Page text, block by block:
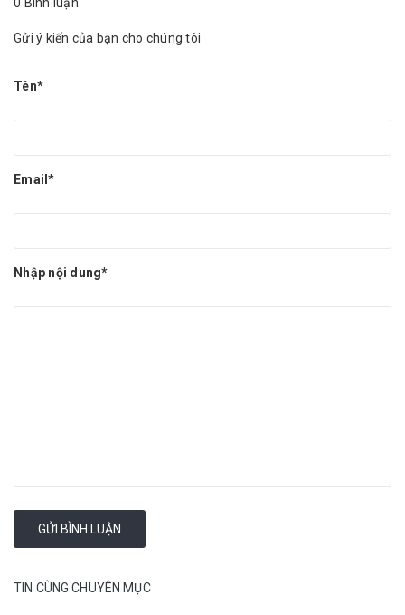
Gửi ý kiến của bạn cho chúng tôi
Tên*
Email*
Nhập nội dung*
TIN CÙNG CHUYÊN MỤC